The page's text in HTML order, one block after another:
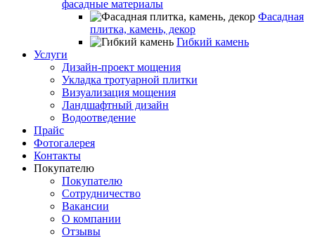
фасадные материалы
Фасадная
плитка, камень, декор
Гибкий камень
Услуги
Дизайн-проект мощения
Укладка тротуарной плитки
Визуализация мощения
Ландшафтный дизайн
Водоотведение
Прайс
Фотогалерея
Контакты
Покупателю
Покупателю
Сотрудничество
Вакансии
О компании
Отзывы